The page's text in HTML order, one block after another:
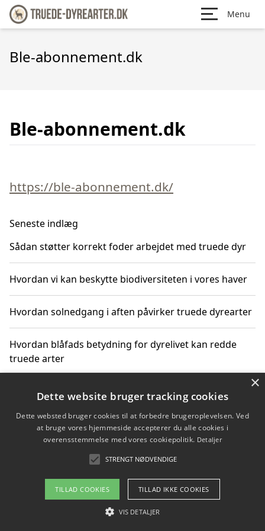
Menu
Ble-abonnement.dk
Ble-abonnement.dk
https://ble-abonnement.dk/
Seneste indlæg
Sådan støtter korrekt foder arbejdet med truede dyr
Hvordan vi kan beskytte biodiversiteten i vores haver
Hvordan solnedgang i aften påvirker truede dyrearter
Hvordan blåfads betydning for dyrelivet kan redde
truede arter
Hvordan kan gaver til unge voksne støtte bevarelsen
Copyright 2026 - Pilanto Aps
Om / kontakt
Blog Betingelser
×
Dette website bruger tracking cookies
Dette websted bruger cookies til at forbedre brugeroplevelsen. Ved
at bruge vores hjemmeside accepterer du alle cookies i
overensstemmelse med vores cookiepolitik. Detaljer
STRENGT NØDVENDIGE
TILLAD COOKIES TILLAD IKKE COOKIES
VIS DETALJER